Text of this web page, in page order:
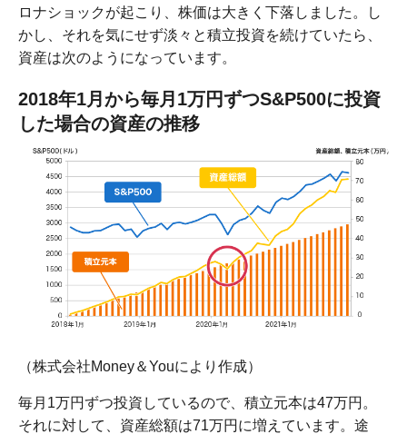
ロナショックが起こり、株価は大きく下落しました。し
かし、それを気にせず淡々と積立投資を続けていたら、
資産は次のようになっています。
2018年1月から毎月1万円ずつS&P500に投資
した場合の資産の推移
（株式会社Money＆Youにより作成）
毎月1万円ずつ投資しているので、積立元本は47万円。
それに対して、資産総額は71万円に増えています。途